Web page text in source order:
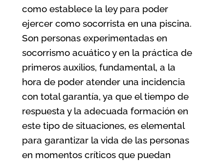
como establece la ley para poder
ejercer como socorrista en una piscina.
Son personas experimentadas en
socorrismo acuático y en la práctica de
primeros auxilios, fundamental, a la
hora de poder atender una incidencia
con total garantía, ya que el tiempo de
respuesta y la adecuada formación en
este tipo de situaciones, es elemental
para garantizar la vida de las personas
en momentos críticos que puedan